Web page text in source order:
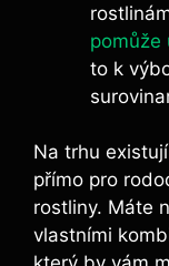
pomůže
to k
Na trhu
přímo pro
rostliny. Máte
vlastními